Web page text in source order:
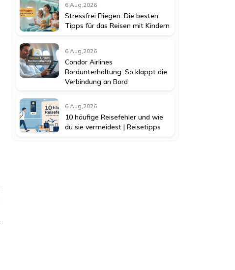
6 Aug,2026
Stressfrei Fliegen: Die besten
Tipps für das Reisen mit Kindern
6 Aug,2026
Condor Airlines
Bordunterhaltung: So klappt die
Verbindung an Bord
6 Aug,2026
10 häufige Reisefehler und wie
du sie vermeidest | Reisetipps